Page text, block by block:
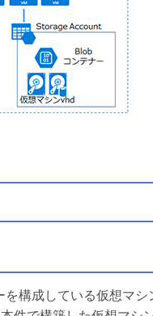
構成している仮想マシ